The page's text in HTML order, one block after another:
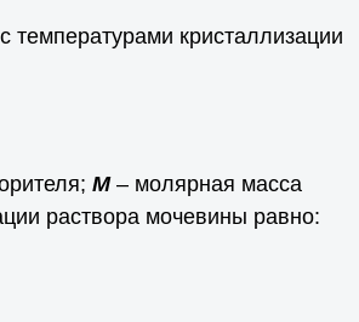
температурами кристаллизации
М – молярная масса
раствора мочевины равно: